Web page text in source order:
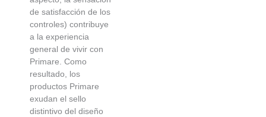
de satisfacción de los
controles) contribuye
a la experiencia
general de vivir con
Primare. Como
resultado, los
productos Primare
exudan el sello
distintivo del diseño